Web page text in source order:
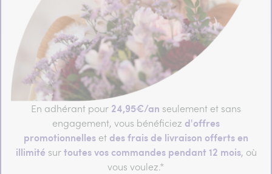
En adhérant pour 24,95€/an seulement et sans
engagement, vous bénéficiez d'offres
promotionnelles et des frais de livraison offerts en
illimité surtoutes vos commandes pendant 12 mois, où
vous voulez.*